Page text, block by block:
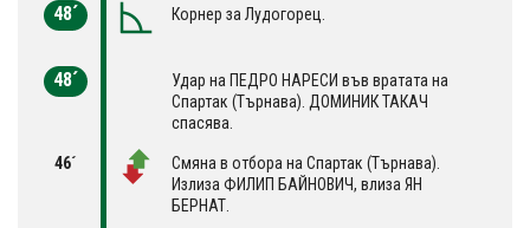
48´ Корнер за Лудогорец.
48´
Удар на ПЕДРО НАРЕСИ във вратата на
Спартак (Търнава). ДОМИНИК ТАКАЧ
спасява.
46´
Смяна в отбора на Спартак (Търнава).
Излиза ФИЛИП БАЙНОВИЧ, влиза ЯН
БЕРНАТ.